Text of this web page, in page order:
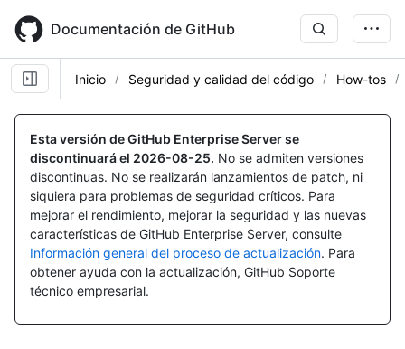
main
content
Documentación de GitHub
Inicio Seguridad y calidad del código How-tos
Esta versión de GitHub Enterprise Server se
discontinuará el 2026-08-25. No se admiten versiones
discontinuas. No se realizarán lanzamientos de patch, ni
siquiera para problemas de seguridad críticos. Para
mejorar el rendimiento, mejorar la seguridad y las nuevas
características de GitHub Enterprise Server, consulte
Información general del proceso de actualización. Para
obtener ayuda con la actualización, GitHub Soporte
técnico empresarial.